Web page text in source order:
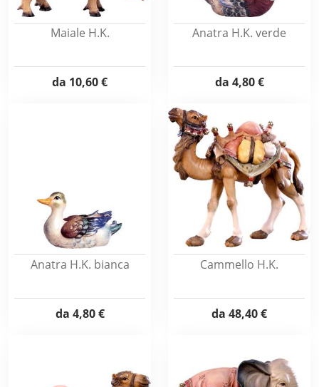
Maiale H.K.
da 10,60 €
Anatra H.K. verde
da 4,80 €
Anatra H.K. bianca
da 4,80 €
Cammello H.K.
da 48,40 €